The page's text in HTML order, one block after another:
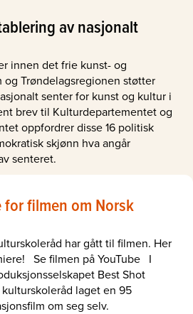
av nasjonalt
innen det frie kunst- og
Trøndelagsregionen støtter
senter for kunst og kultur i
brev til Kulturdepartementet og
oppfordrer disse 16 politisk
skjønn hva angår
senteret.
filmen om Norsk
har gått til filmen. Her
Se filmen på YouTube I
Best Shot
laget en 95
om seg selv.